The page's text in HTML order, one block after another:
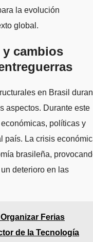
la evolución
global.
cambios
en Brasil
aspectos. Durante este
políticas y
país. La crisis
brasileña,
deterioro en las
Ferias
de la Tecnología